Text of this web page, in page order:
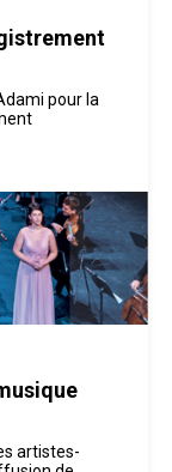
pour la
artistes-